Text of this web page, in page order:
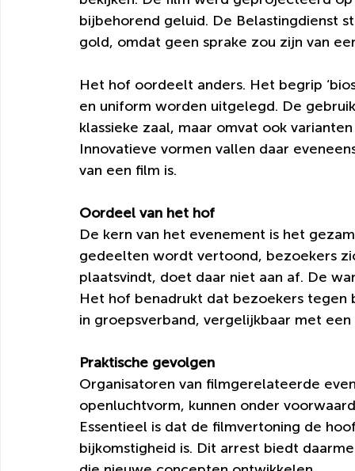
bijbehorend geluid. De Belastingdienst
gold, omdat geen sprake zou zijn van
Het hof oordeelt anders. Het begrip
en uniform worden uitgelegd. De
klassieke zaal, maar omvat ook
Innovatieve vormen vallen daar
van een film is.
Oordeel van het hof
De kern van het evenement is het
gedeelten wordt vertoond, bezoekers
plaatsvindt, doet daar niet aan af. De
Het hof benadrukt dat bezoekers
in groepsverband, vergelijkbaar met
Praktische gevolgen
Organisatoren van filmgerelateerde
openluchtvorm, kunnen onder
Essentieel is dat de filmvertoning de
bijkomstigheid is. Dit arrest biedt